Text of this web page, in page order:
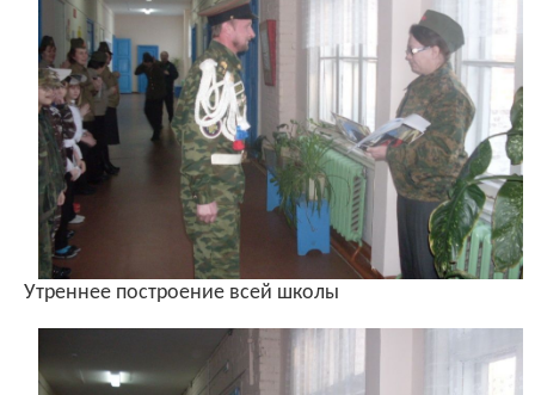
Утреннее построение всей школы